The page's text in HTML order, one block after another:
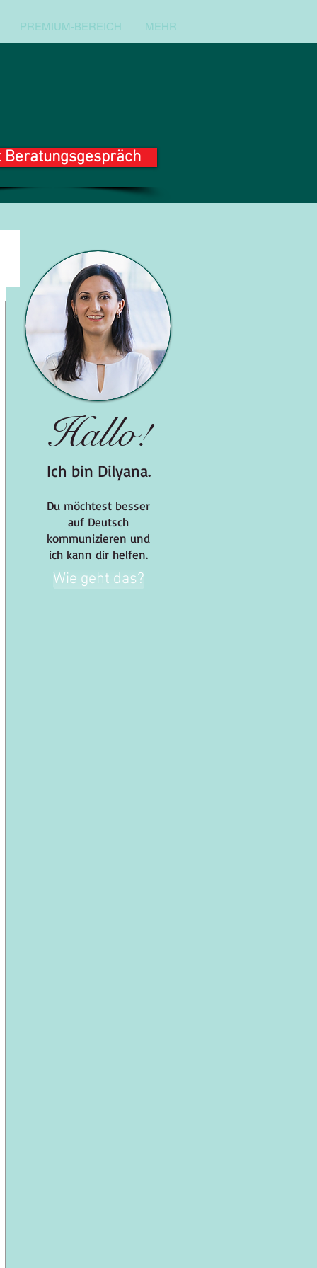
PREMIUM-BEREICH MEHR
Hallo!
Ich bin Dilyana.
Du möchtest besser
auf Deutsch
kommunizieren und
ich kann dir helfen.
Wie geht das?